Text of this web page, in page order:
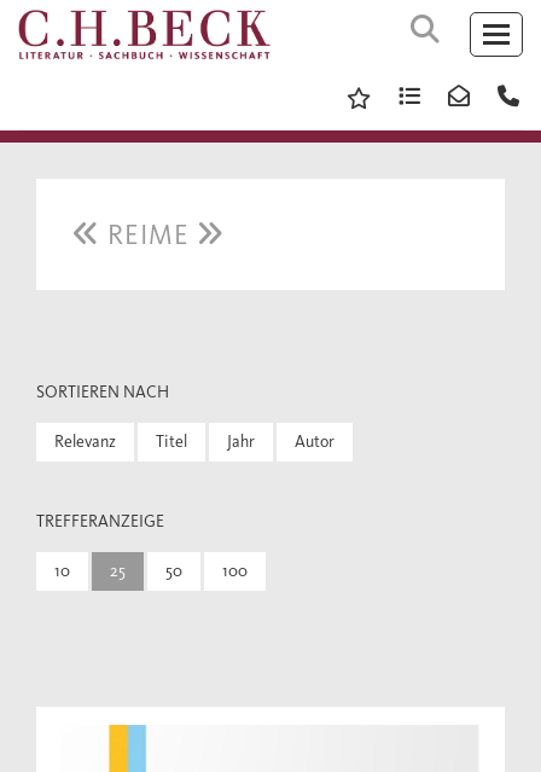
REIME
SORTIEREN NACH
Relevanz Titel Jahr Autor
TREFFERANZEIGE
10 25 50 100